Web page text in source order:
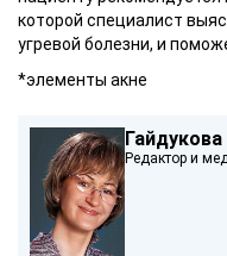
которой специалист
угревой болезни, и
*элементы акне
Редактор и